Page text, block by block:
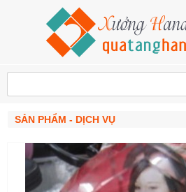
SẢN PHẨM - DỊCH VỤ